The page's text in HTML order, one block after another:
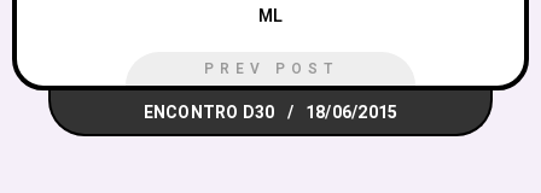
ML
PREV POST
ENCONTRO D30 18/06/2015